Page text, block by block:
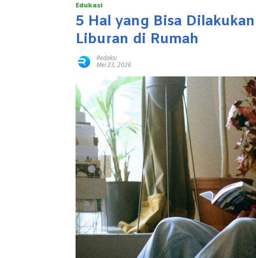
Edukasi
5 Hal yang Bisa
Liburan di Rumah
Redaksi
Mei 23, 2026